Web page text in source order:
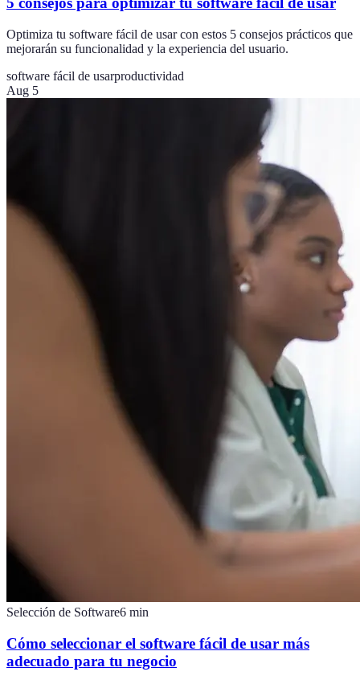
Optimiza tu software fácil de usar con estos 5 consejos prácticos que
mejorarán su funcionalidad y la experiencia del usuario.
software fácil de usarproductividad
Aug 5
Selección de Software6 min
Cómo seleccionar el software fácil de usar más
adecuado para tu negocio